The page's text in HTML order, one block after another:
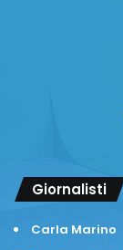
Giornalisti
Carla Marino